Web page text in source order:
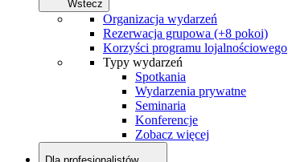
Wstecz
Organizacja wydarzeń
Rezerwacja grupowa (+8 pokoi)
Korzyści programu lojalnościowego
Typy wydarzeń
Spotkania
Wydarzenia prywatne
Seminaria
Konferencje
Zobacz więcej